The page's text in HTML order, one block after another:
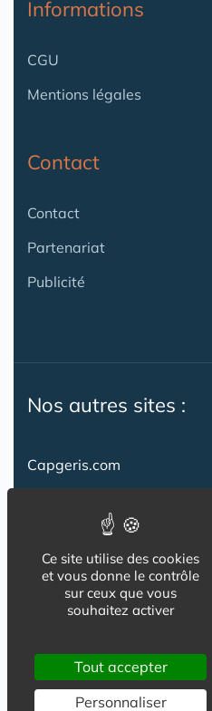
Informations
CGU
Mentions légales
Contact
Contact
Partenariat
Publicité
Nos autres sites :
Capgeris.com
Emploi-formation-sante.com
Seniorissimmo.com
Creche-et-naissance.com
Ce site utilise des cookies
et vous donne le contrôle
sur ceux que vous
souhaitez activer
Tout accepter
Personnaliser